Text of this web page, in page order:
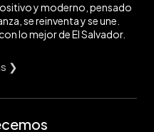
y moderno, pensado
se reinventa y se une.
lo mejor de El Salvador.
❯